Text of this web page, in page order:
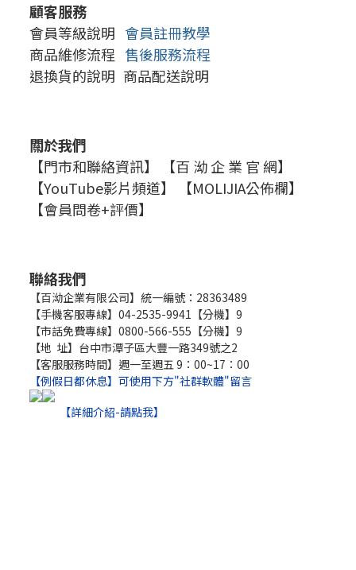
顧客服務
會員等級說明 會員註冊教學
商品維修流程 售後服務流程
退換貨的說明 商品配送說明
關於我們
【門市和聯絡資訊】
【百 泑 企 業 官 網】
【YouTube影片頻道】
【MOLIJIA公佈欄】
【會員問卷+評價】
聯絡我們
【百泑企業有限公司】統一編號：28363489
【手機客服專線】04-2535-9941【分機】9
【市話免費專線】0800-566-555【分機】9
【地 址】台中市潭子區大豐一路349號之2
【客服服務時間】週一至週五 9：00~17：00
【例假日都休息】可使用下方"社群軟體"留言
【詳細介紹-請點我】